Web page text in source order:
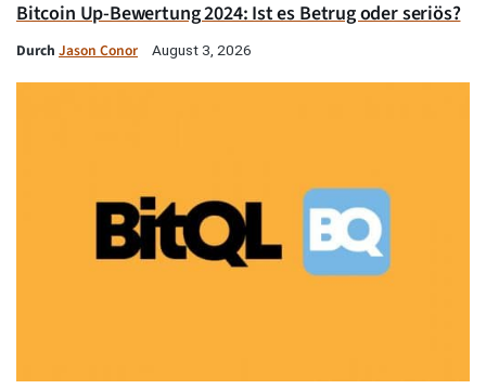
Bitcoin Up-Bewertung 2024: Ist es Betrug oder seriös?
Durch Jason Conor August 3, 2026